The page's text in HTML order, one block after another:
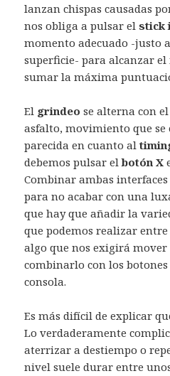
lanzan chispas causadas
nos obliga a pulsar elstick
momento adecuado -justo
superficie- para alcanzar
sumar la máxima
El grindeo se alterna con
asfalto, movimiento que se
parecida en cuanto al
debemos pulsar elbotón X
Combinar ambas
para no acabar con una
que hay que añadir la
que podemos realizar
algo que nos exigirá
combinarlo con los
consola.
Es más difícil de explicar
Lo verdaderamente
aterrizar a destiempo o
nivel suele durar entre